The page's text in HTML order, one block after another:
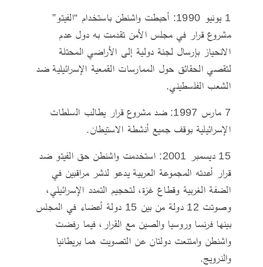
1 يونيو 1990: أحبطت واشنطن باستخدام “الفيتو”
مشروع قرار في مجلس الأمن تقدمت به دول عدم
الانحياز بإرسال لجنة دولية إلى الأراضي المحتلة
لتقصي الحقائق حول الممارسات القمعية الإسرائيلية ضد
الشعب الفلسطيني.
7 مارس 1997: ضد مشروع قرار يطالب السلطات
الإسرائيلية بوقف جميع أنشطة الاستيطان.
15 ديسمبر 2001: استخدمت واشنطن حق الفيتو ضد
قرار أعدته المجموعة العربية يدعو لنشر مراقبين في
الضفة الغربية وقطاع غزة، لتحجيم التمدد الإسرائيلي،
وصوتت 12 دولة من بين 15 دولة أعضاء في المجلس
بينها فرنسا وروسيا والصين مع القرار، فيما رفضت
واشنطن وامتنعت دولتان عن التصويت هما بريطانيا
والنرويج.